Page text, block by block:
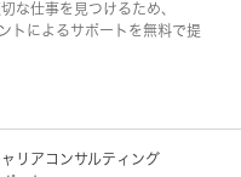
な仕事を見つけるため、
トによるサポートを無料で提
ャリアコンサルティング